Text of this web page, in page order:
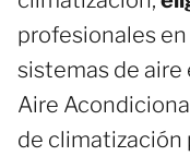
profesionales
sistemas de aire
Aire
de climatización